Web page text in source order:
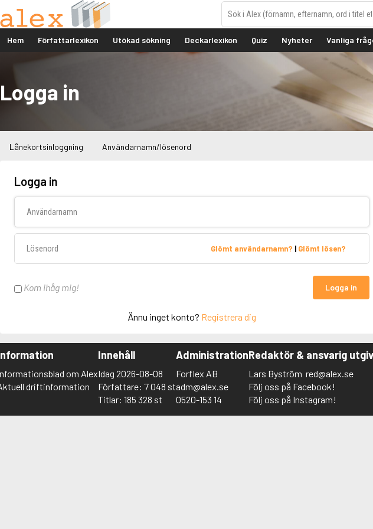
Hem Författarlexikon Utökad sökning Deckarlexikon Quiz Nyheter Vanliga
Logga in
Lånekortsinloggning Användarnamn/lösenord
Logga in
Glömt användarnamn? | Glömt lösen?
Kom ihåg mig! Logga in
Ännu inget konto? Registrera dig
om Alex
driftinformation
Innehåll
Idag 2026-08-08
Författare: 7 048 st
Titlar: 185 328 st
Administration
Forflex AB
adm@alex.se
0520-153 14
Redaktör & ansvarig
Lars Byström red@alex.se
Följ oss på Facebook!
Följ oss på Instagram!